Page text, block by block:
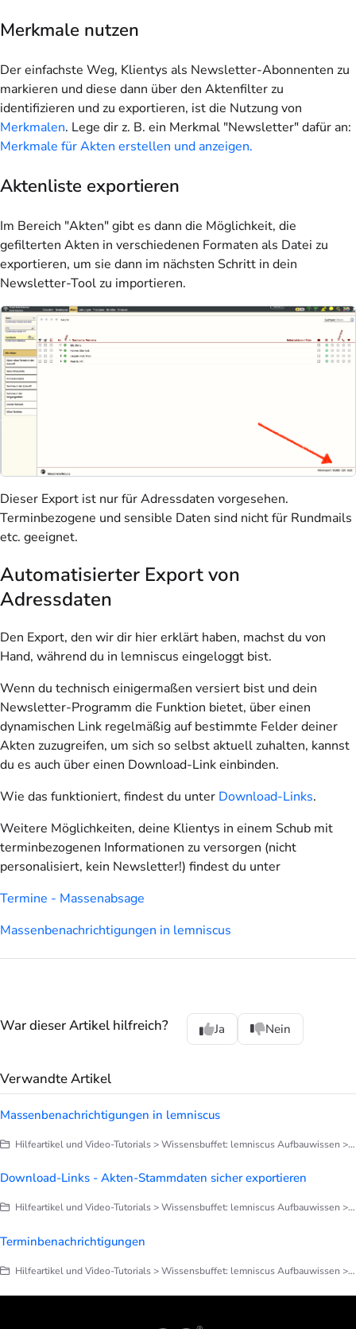
Merkmale nutzen
Der einfachste Weg, Klientys als Newsletter-Abonnenten zu
markieren und diese dann über den Aktenfilter zu
identifizieren und zu exportieren, ist die Nutzung von
Merkmalen. Lege dir z. B. ein Merkmal "Newsletter" dafür an:
Merkmale für Akten erstellen und anzeigen.
Aktenliste exportieren
Im Bereich "Akten" gibt es dann die Möglichkeit, die
gefilterten Akten in verschiedenen Formaten als Datei zu
exportieren, um sie dann im nächsten Schritt in dein
Newsletter-Tool zu importieren.
Dieser Export ist nur für Adressdaten vorgesehen.
Terminbezogene und sensible Daten sind nicht für Rundmails
etc. geeignet.
Automatisierter Export von
Adressdaten
Den Export, den wir dir hier erklärt haben, machst du von
Hand, während du in lemniscus eingeloggt bist.
Wenn du technisch einigermaßen versiert bist und dein
Newsletter-Programm die Funktion bietet, über einen
dynamischen Link regelmäßig auf bestimmte Felder deiner
Akten zuzugreifen, um sich so selbst aktuell zuhalten, kannst
du es auch über einen Download-Link einbinden.
Wie das funktioniert, findest du unter Download-Links.
Weitere Möglichkeiten, deine Klientys in einem Schub mit
terminbezogenen Informationen zu versorgen (nicht
personalisiert, kein Newsletter!) findest du unter
Termine - Massenabsage
Massenbenachrichtigungen in lemniscus
War dieser Artikel hilfreich? Ja Nein
Verwandte Artikel
Massenbenachrichtigungen in lemniscus
Hilfeartikel und Video-Tutorials > Wissensbuffet: lemniscus Aufbauwissen > Terminplanung
Download-Links - Akten-Stammdaten sicher exportieren
Hilfeartikel und Video-Tutorials > Wissensbuffet: lemniscus Aufbauwissen > Briefe, Notizen, Dokumentation
Terminbenachrichtigungen
Hilfeartikel und Video-Tutorials > Wissensbuffet: lemniscus Aufbauwissen > Terminplanung